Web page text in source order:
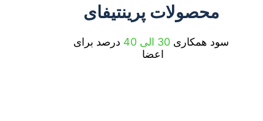
محصولات پرینتیفای
سود همکاری 30 الی 40
درصد برای
اعضا